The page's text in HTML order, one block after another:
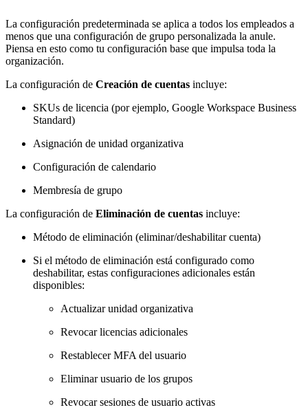
La configuración predeterminada se aplica a todos los empleados a
menos que una configuración de grupo personalizada la anule.
Piensa en esto como tu configuración base que impulsa toda la
organización.
La configuración de Creación de cuentas incluye:
SKUs de licencia (por ejemplo, Google Workspace Business
Standard)
Asignación de unidad organizativa
Configuración de calendario
Membresía de grupo
La configuración de Eliminación de cuentas incluye:
Método de eliminación (eliminar/deshabilitar cuenta)
Si el método de eliminación está configurado como
deshabilitar, estas configuraciones adicionales están
disponibles:
Actualizar unidad organizativa
Revocar licencias adicionales
Restablecer MFA del usuario
Eliminar usuario de los grupos
Revocar sesiones de usuario activas